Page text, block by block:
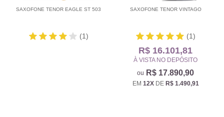
SAXOFONE TENOR EAGLE ST 503
(1)
SAXOFONE TENOR VINTAGO
(1)
R$ 16.101,81
À VISTA NO DEPÓSITO
R$ 17.890,90
EM 12XDE R$ 1.490,91